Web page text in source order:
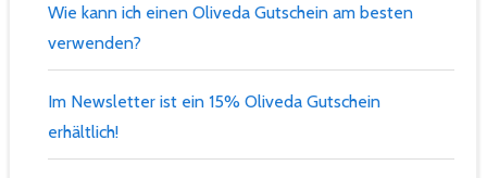
Wie kann ich einen Oliveda Gutschein am besten
verwenden?
Im Newsletter ist ein 15% Oliveda Gutschein
erhältlich!